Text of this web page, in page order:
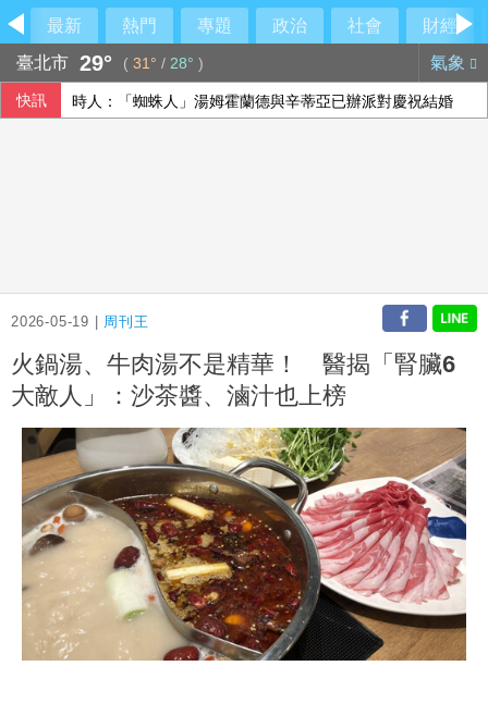
最新 熱門 專題 政治 社會
財經
臺北市 29° ( 31° / 28° ) 氣象
快訊 時人：「蜘蛛人」湯姆霍蘭德與辛蒂亞已辦派對慶祝結婚
2026-05-19 | 周刊王
火鍋湯、牛肉湯不是精華！ 醫揭「腎臟6
大敵人」：沙茶醬、滷汁也上榜